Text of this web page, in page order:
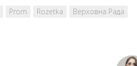
Prom Rozetka Верховна Рада